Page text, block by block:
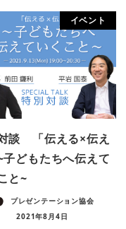
イベント
談 「伝える×伝え
子どもたちへ伝えて
と~
プレゼンテーション協会
2021年8月4日